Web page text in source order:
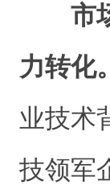
市
力转化。
业技术
技领军